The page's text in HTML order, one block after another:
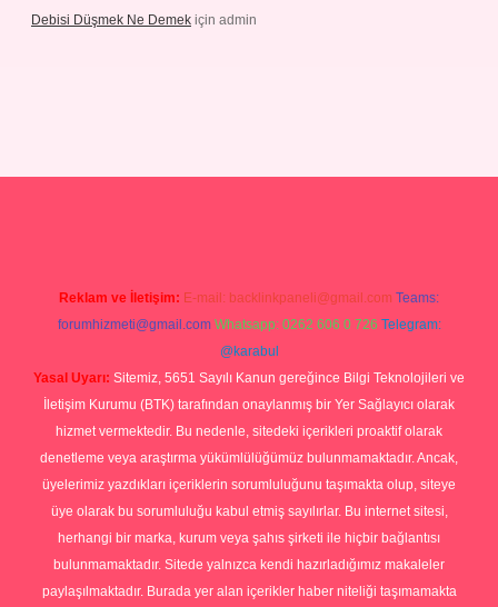
Debisi Düşmek Ne Demek için admin
Reklam ve İletişim: E-mail: backlinkpaneli@gmail.com Teams:
forumhizmeti@gmail.com Whatsapp: 0262 606 0 726 Telegram:
@karabul
Yasal Uyarı: Sitemiz, 5651 Sayılı Kanun gereğince Bilgi Teknolojileri ve
İletişim Kurumu (BTK) tarafından onaylanmış bir Yer Sağlayıcı olarak
hizmet vermektedir. Bu nedenle, sitedeki içerikleri proaktif olarak
denetleme veya araştırma yükümlülüğümüz bulunmamaktadır. Ancak,
üyelerimiz yazdıkları içeriklerin sorumluluğunu taşımakta olup, siteye
üye olarak bu sorumluluğu kabul etmiş sayılırlar. Bu internet sitesi,
herhangi bir marka, kurum veya şahıs şirketi ile hiçbir bağlantısı
bulunmamaktadır. Sitede yalnızca kendi hazırladığımız makaleler
paylaşılmaktadır. Burada yer alan içerikler haber niteliği taşımamakta